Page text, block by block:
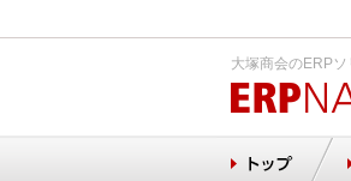
大塚商会のERP